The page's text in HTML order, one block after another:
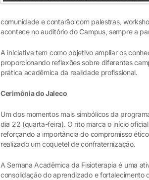
comunidade e contarão com palestras,
acontece no auditório do Campus, sempre a
A iniciativa tem como objetivo ampliar os
proporcionando reflexões sobre diferentes
prática acadêmica da realidade profissional.
Cerimônia do Jaleco
Um dos momentos mais simbólicos da
dia 22 (quarta-feira). O rito marca o início
reforçando a importância do compromisso
realizado um coquetel de confraternização.
A Semana Acadêmica da Fisioterapia é uma
consolidação do aprendizado e fortalecimento